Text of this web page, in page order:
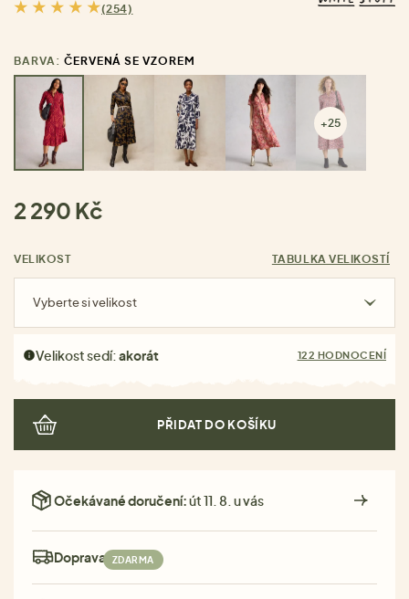
(254)
BARVA: ČERVENÁ SE VZOREM
+25
2 290 Kč
VELIKOST TABULKA VELIKOSTÍ
Vyberte si velikost
Velikost sedí:akorát 122 HODNOCENÍ
PŘIDAT DO KOŠÍKU
Očekávané doručení:út 11. 8. u vás
Doprava: ZDARMA